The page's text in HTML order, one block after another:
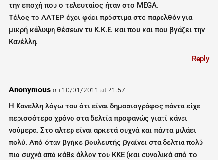
την εποχή που ο τελευταίος ήταν στο MEGA.
Τέλος το ΑΛΤΕΡ έχει φάει πρόστιμα στο παρελθόν για
μικρή κάλυψη θέσεων τυ Κ.Κ.Ε. και που και που βγάζει την
Κανέλλη.
Reply
Anonymous on 10/01/2011 at 21:57
Η Κανελλη λόγω του ότι είναι δημοσιογράφος πάντα είχε
περισσότερο χρόνο στα δελτία προφανώς γιατί κάνει
νούμερα. Στο αλτερ είναι αρκετά συχνά και πάντα μιλάει
πολύ. Από όταν βγήκε βουλευτής βγαίνει στα δελτια πολύ
πιο συχνά από κάθε άλλον του ΚΚΕ (και συνολικά από το